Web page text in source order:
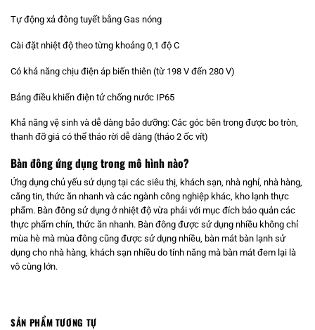
Tự động xả đông tuyết bằng Gas nóng
Cài đặt nhiệt độ theo từng khoảng 0,1 độ C
Có khả năng chịu điện áp biến thiên (từ 198 V đến 280 V)
Bảng điều khiển điện tử chống nước IP65
Khả năng vệ sinh và dễ dàng bảo dưỡng: Các góc bên trong được bo tròn,
thanh đỡ giá có thể tháo rời dễ dàng (tháo 2 ốc vít)
Bàn đông ứng dụng trong mô hình nào?
Ứng dụng chủ yếu sử dụng tại các siêu thị, khách sạn, nhà nghỉ, nhà hàng,
căng tin, thức ăn nhanh và các ngành công nghiệp khác, kho lạnh thực
phẩm. Bàn đông sử dụng ở nhiệt độ vừa phải với mục đích bảo quản các
thực phẩm chín, thức ăn nhanh. Bàn đông được sử dụng nhiều không chỉ
mùa hè mà mùa đông cũng được sử dụng nhiều, bàn mát bàn lạnh sử
dụng cho nhà hàng, khách sạn nhiều do tính năng mà bàn mát đem lại là
vô cùng lớn.
SẢN PHẨM TƯƠNG TỰ